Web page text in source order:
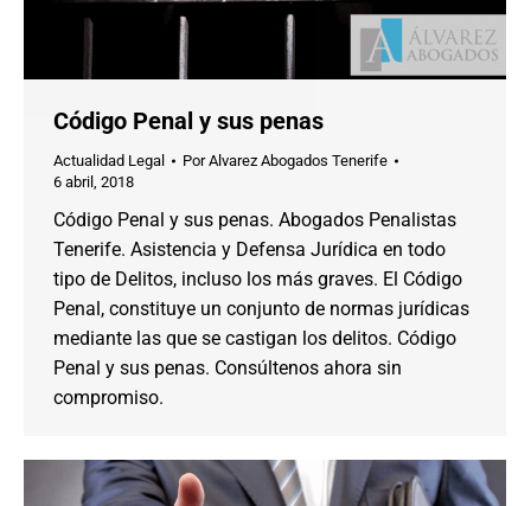
Código Penal y sus penas
Actualidad Legal PorAlvarez Abogados Tenerife
6 abril, 2018
Código Penal y sus penas. Abogados Penalistas
Tenerife. Asistencia y Defensa Jurídica en todo
tipo de Delitos, incluso los más graves. El Código
Penal, constituye un conjunto de normas jurídicas
mediante las que se castigan los delitos. Código
Penal y sus penas. Consúltenos ahora sin
compromiso.